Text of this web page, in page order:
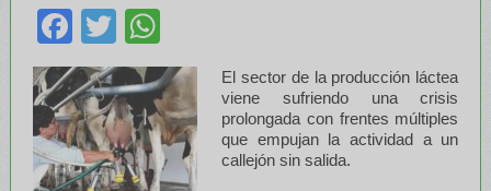
Facebook
Twitter
El sector de la producción láctea
viene sufriendo una crisis
prolongada con frentes múltiples
que empujan la actividad a un
callejón sin salida.